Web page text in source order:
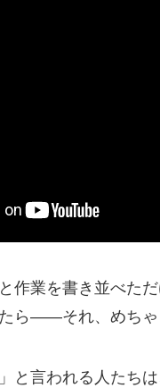
作業を書き並べただ
ら――それ、めちゃ
と言われる人たち